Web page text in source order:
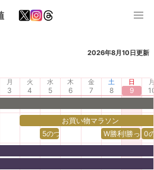
2026年8月10日更新
月
3
火
4
水
5
木
6
金
7
土
8
日
9
お買い物マラソン
5のつく日
W勝利!勝った
0